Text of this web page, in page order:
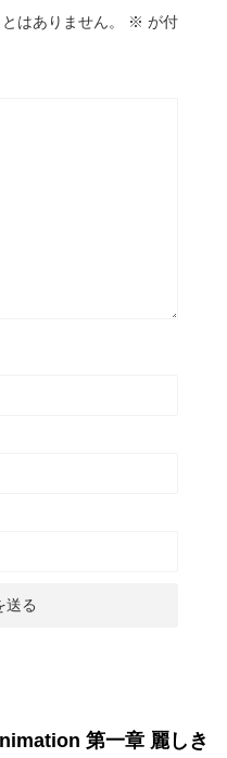
はありません。 ※ が付
第一章 麗しき